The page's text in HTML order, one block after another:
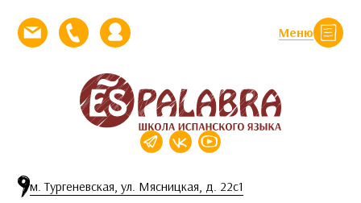
Меню
Закрыть
Напишите нам письмо
Позвоните намЛичный кабинет
м. Тургеневская, ул. Мясницкая, д. 22с1